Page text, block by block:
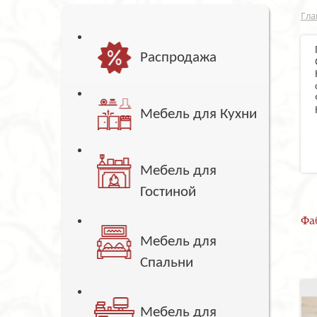
Распродажа
Мебель для Кухни
Мебель для
Гостиной
Мебель для
Спальни
Мебель для